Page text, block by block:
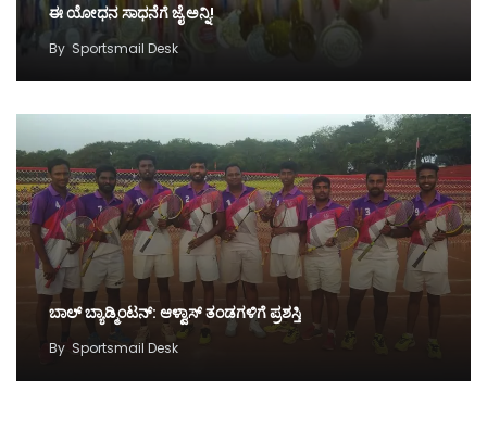
ಈ ಯೋಧನ ಸಾಧನೆಗೆ ಜೈ ಅನ್ನಿ!
By Sportsmail Desk
ಬಾಲ್ ಬ್ಯಾಡ್ಮಿಂಟನ್: ಆಳ್ವಾಸ್ ತಂಡಗಳಿಗೆ ಪ್ರಶಸ್ತಿ
By Sportsmail Desk